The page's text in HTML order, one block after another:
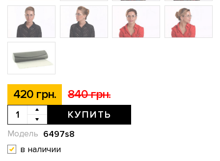
420 грн. 840 грн.
КУПИТЬ
6497s8
Модель
в наличии